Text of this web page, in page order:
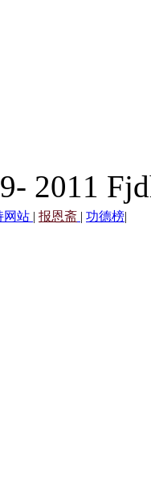
2011
网站 | 报恩斋 | 功德榜|